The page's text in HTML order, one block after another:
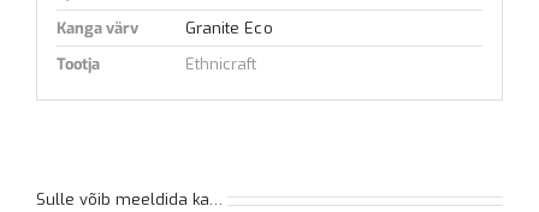
Kanga värv
Granite Eco
Tootja
Ethnicraft
Sulle võib meeldida ka…